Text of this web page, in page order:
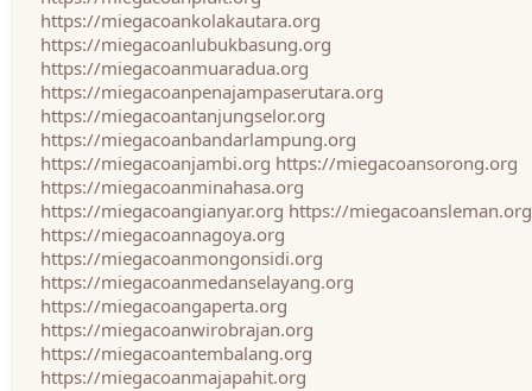
https://miegacoankolakautara.org
https://miegacoanlubukbasung.org
https://miegacoanmuaradua.org
https://miegacoanpenajampaserutara.org
https://miegacoantanjungselor.org
https://miegacoanbandarlampung.org
https://miegacoanjambi.org https://miegacoansorong.org
https://miegacoanminahasa.org
https://miegacoangianyar.org https://miegacoansleman.org
https://miegacoannagoya.org
https://miegacoanmongonsidi.org
https://miegacoanmedanselayang.org
https://miegacoangaperta.org
https://miegacoanwirobrajan.org
https://miegacoantembalang.org
https://miegacoanmajapahit.org